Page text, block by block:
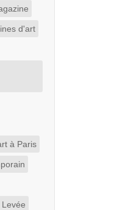
d'art
à Paris